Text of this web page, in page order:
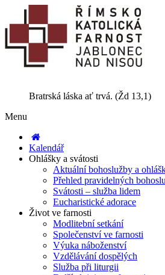
Bratrská láska ať trvá. (Žd 13,1)
Menu
Kalendář
Ohlášky a svátosti
Aktuální bohoslužby a
Přehled pravidelných
Svátosti – služba lidem
Eucharistické adorace
Život ve farnosti
Modlitební setkání
Společenství ve farnosti
Výuka náboženství
Vzdělávání dospělých
Služba při liturgii